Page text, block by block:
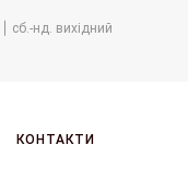
сб.-нд. вихідний
КОНТАКТИ